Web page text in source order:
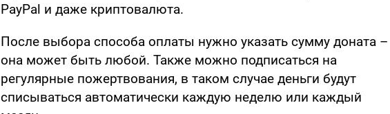
PayPal и даже криптовалюта.
После выбора способа оплаты нужно указать сумму доната –
она может быть любой. Также можно подписаться на
регулярные пожертвования, в таком случае деньги будут
списываться автоматически каждую неделю или каждый